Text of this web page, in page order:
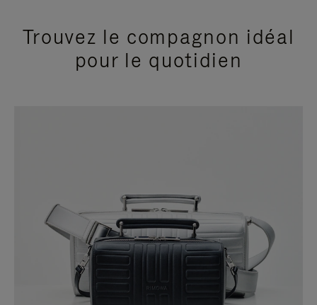
Trouvez le compagnon idéal
pour le quotidien